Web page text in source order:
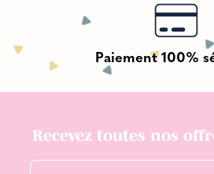
Paiement 100%
Recevez toutes nos